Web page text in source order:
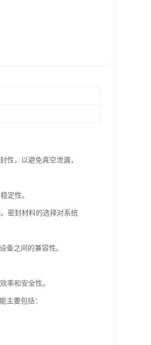
性，以避免真空泄漏，
定性。
密封材料的选择对系统
备之间的兼容性。
率和安全性。
主要包括：